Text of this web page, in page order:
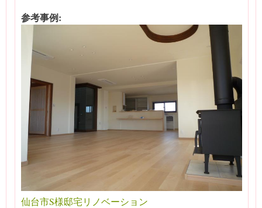
参考事例:
仙台市S様邸宅リノベーション